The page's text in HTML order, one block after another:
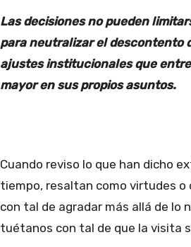
Las decisiones no pueden
para neutralizar el descontento
ajustes institucionales que
mayor en sus propios asuntos.
Cuando reviso lo que han dicho
tiempo, resaltan como virtudes o
con tal de agradar más allá de lo
tuétanos con tal de que la visita